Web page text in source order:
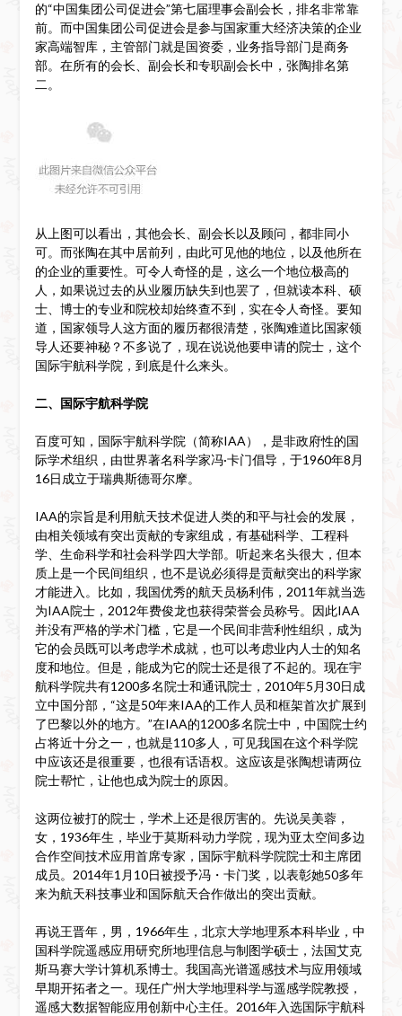
的“中国集团公司促进会”第七届理事会副会长，排名非常靠
前。而中国集团公司促进会是参与国家重大经济决策的企业
家高端智库，主管部门就是国资委，业务指导部门是商务
部。在所有的会长、副会长和专职副会长中，张陶排名第
二。
从上图可以看出，其他会长、副会长以及顾问，都非同小
可。而张陶在其中居前列，由此可见他的地位，以及他所在
的企业的重要性。可令人奇怪的是，这么一个地位极高的
人，如果说过去的从业履历缺失到也罢了，但就读本科、硕
士、博士的专业和院校却始终查不到，实在令人奇怪。要知
道，国家领导人这方面的履历都很清楚，张陶难道比国家领
导人还要神秘？不多说了，现在说说他要申请的院士，这个
国际宇航科学院，到底是什么来头。
二、国际宇航科学院
百度可知，国际宇航科学院（简称IAA），是非政府性的国
际学术组织，由世界著名科学家冯·卡门倡导，于1960年8月
16日成立于瑞典斯德哥尔摩。
IAA的宗旨是利用航天技术促进人类的和平与社会的发展，
由相关领域有突出贡献的专家组成，有基础科学、工程科
学、生命科学和社会科学四大学部。听起来名头很大，但本
质上是一个民间组织，也不是说必须得是贡献突出的科学家
才能进入。比如，我国优秀的航天员杨利伟，2011年就当选
为IAA院士，2012年费俊龙也获得荣誉会员称号。因此IAA
并没有严格的学术门槛，它是一个民间非营利性组织，成为
它的会员既可以考虑学术成就，也可以考虑业内人士的知名
度和地位。但是，能成为它的院士还是很了不起的。现在宇
航科学院共有1200多名院士和通讯院士，2010年5月30日成
立中国分部，“这是50年来IAA的工作人员和框架首次扩展到
了巴黎以外的地方。”在IAA的1200多名院士中，中国院士约
占将近十分之一，也就是110多人，可见我国在这个科学院
中应该还是很重要，也很有话语权。这应该是张陶想请两位
院士帮忙，让他也成为院士的原因。
这两位被打的院士，学术上还是很厉害的。先说吴美蓉，
女，1936年生，毕业于莫斯科动力学院，现为亚太空间多边
合作空间技术应用首席专家，国际宇航科学院院士和主席团
成员。2014年1月10日被授予冯・卡门奖，以表彰她50多年
来为航天科技事业和国际航天合作做出的突出贡献。
再说王晋年，男，1966年生，北京大学地理系本科毕业，中
国科学院遥感应用研究所地理信息与制图学硕士，法国艾克
斯马赛大学计算机系博士。我国高光谱遥感技术与应用领域
早期开拓者之一。现任广州大学地理科学与遥感学院教授，
遥感大数据智能应用创新中心主任。2016年入选国际宇航科